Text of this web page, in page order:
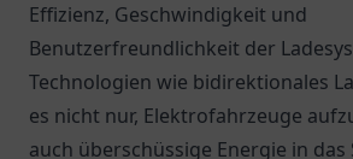
Effizienz, Geschwindigkeit und
Benutzerfreundlichkeit der
Technologien wie bidirektionales
es nicht nur, Elektrofahrzeuge
auch überschüssige Energie in